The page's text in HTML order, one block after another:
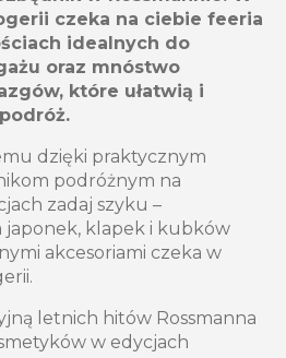
czeka na ciebie feeria
idealnych do
oraz mnóstwo
które ułatwią i
dzięki praktycznym
podróżnym na
zadaj szyku –
klapek i kubków
akcesoriami czeka w
letnich hitów Rossmanna
w edycjach